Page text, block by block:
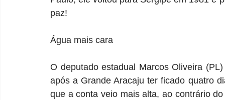
paz!
Água mais cara
O deputado estadual Marcos Oliveira
após a Grande Aracaju ter ficado quatro
que a conta veio mais alta, ao contrário